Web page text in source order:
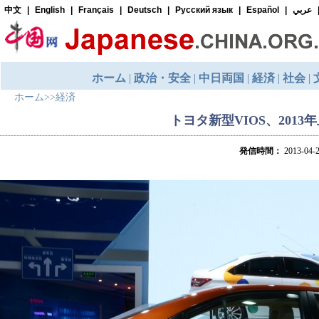
ホーム>>経済
トヨタ新型VIOS、2013
発信時間： 2013-